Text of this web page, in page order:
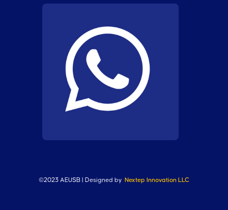
©2023 AEUSB | Designed by Nextep Innovation LLC